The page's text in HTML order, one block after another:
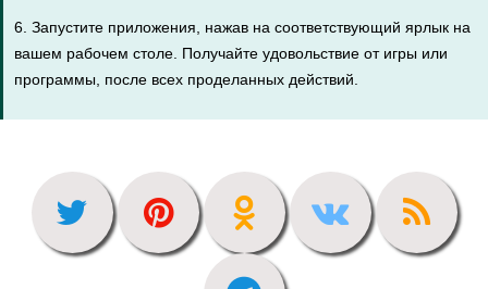
6. Запустите приложения, нажав на соответствующий ярлык на
вашем рабочем столе. Получайте удовольствие от игры или
программы, после всех проделанных действий.